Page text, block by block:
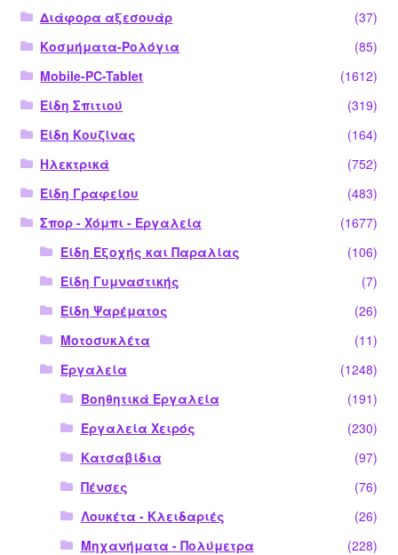
Διάφορα αξεσουάρ
(37)
Κοσμήματα-Ρολόγια
(85)
Mobile-PC-Tablet
(1612)
Είδη Σπιτιού
(319)
Είδη Κουζίνας
(164)
Ηλεκτρικά
(752)
Είδη Γραφείου
(483)
Σπορ - Χόμπι - Εργαλεία
(1677)
Είδη Εξοχής και Παραλίας
(106)
Είδη Γυμναστικής
(7)
Είδη Ψαρέματος
(26)
Μοτοσυκλέτα
(11)
Εργαλεία
(1248)
Βοηθητικά Εργαλεία
(191)
Εργαλεία Χειρός
(230)
Κατσαβίδια
(97)
Πένσες
(76)
Λουκέτα - Κλειδαριές
(26)
Μηχανήματα - Πολύμετρα
(228)